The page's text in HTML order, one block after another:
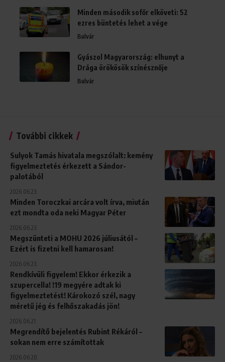
Minden második sofőr elköveti: 52
ezres büntetés lehet a vége
Bulvár
Gyászol Magyarország: elhunyt a
Drága örökösök színésznője
Bulvár
További cikkek
Sulyok Tamás hivatala megszólalt: kemény
figyelmeztetés érkezett a Sándor-
palotából
2026.06.23.
Minden Toroczkai arcára volt írva, miután
ezt mondta oda neki Magyar Péter
2026.06.23.
Megszünteti a MOHU 2026 júliusától –
Ezért is fizetni kell hamarosan!
2026.06.23.
Rendkívüli figyelem! Ekkor érkezik a
szupercella! !19 megyére adtak ki
figyelmeztetést! Károkozó szél, nagy
méretű jég és felhőszakadás jön!
2026.06.21.
Megrendítő bejelentés Rubint Rékáról –
sokan nem erre számítottak
2026.06.20.